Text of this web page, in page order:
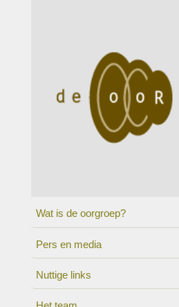
Wat is de oorgroep?
Pers en media
Nuttige links